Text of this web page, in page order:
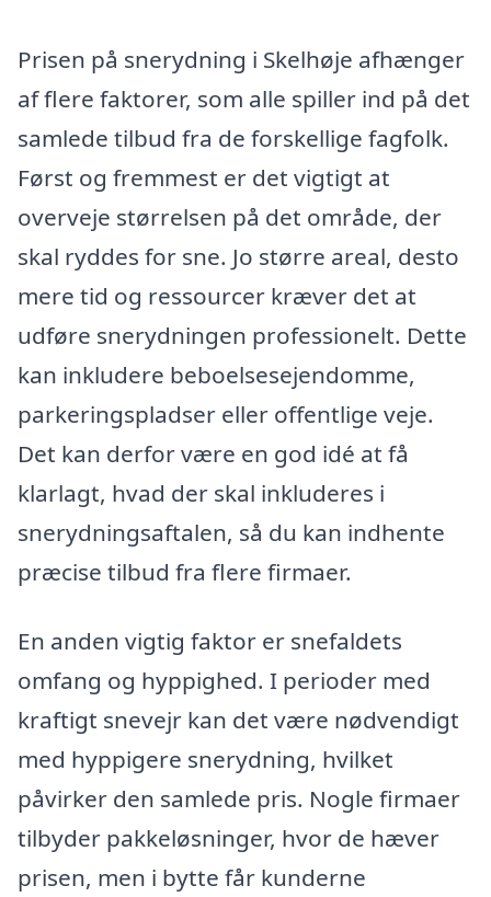
Prisen på snerydning i Skelhøje afhænger
af flere faktorer, som alle spiller ind på det
samlede tilbud fra de forskellige fagfolk.
Først og fremmest er det vigtigt at
overveje størrelsen på det område, der
skal ryddes for sne. Jo større areal, desto
mere tid og ressourcer kræver det at
udføre snerydningen professionelt. Dette
kan inkludere beboelsesejendomme,
parkeringspladser eller offentlige veje.
Det kan derfor være en god idé at få
klarlagt, hvad der skal inkluderes i
snerydningsaftalen, så du kan indhente
præcise tilbud fra flere firmaer.
En anden vigtig faktor er snefaldets
omfang og hyppighed. I perioder med
kraftigt snevejr kan det være nødvendigt
med hyppigere snerydning, hvilket
påvirker den samlede pris. Nogle firmaer
tilbyder pakkeløsninger, hvor de hæver
prisen, men i bytte får kunderne